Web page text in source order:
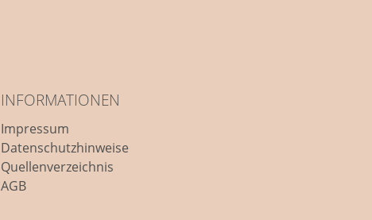
INFORMATIONEN
Impressum
Datenschutzhinweise
Quellenverzeichnis
AGB